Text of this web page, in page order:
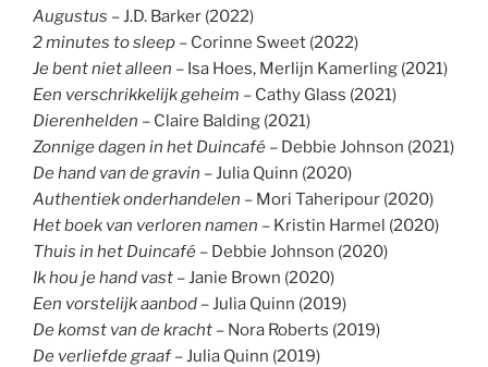
Augustus – J.D. Barker (2022)
2 minutes to sleep – Corinne Sweet (2022)
Je bent niet alleen – Isa Hoes, Merlijn Kamerling (2021)
Een verschrikkelijk geheim – Cathy Glass (2021)
Dierenhelden – Claire Balding (2021)
Zonnige dagen in het Duincafé – Debbie Johnson (2021)
De hand van de gravin – Julia Quinn (2020)
Authentiek onderhandelen – Mori Taheripour (2020)
Het boek van verloren namen – Kristin Harmel (2020)
Thuis in het Duincafé – Debbie Johnson (2020)
Ik hou je hand vast – Janie Brown (2020)
Een vorstelijk aanbod – Julia Quinn (2019)
De komst van de kracht – Nora Roberts (2019)
De verliefde graaf– Julia Quinn (2019)